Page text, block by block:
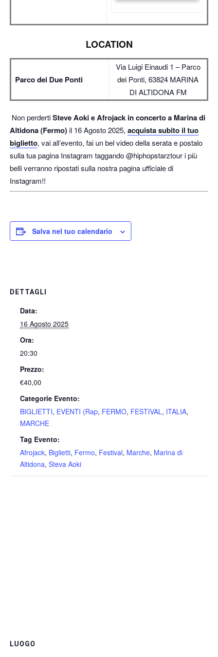
LOCATION
Parco dei Due Ponti
Via Luigi Einaudi 1 – Parco
dei Ponti, 63824 MARINA
DI ALTIDONA FM
Non perdertiSteve Aoki e Afrojack in concerto a Marina di
Altidona (Fermo)il 16 Agosto 2025, acquista subito il tuo
biglietto, vai all’evento, fai un bel video della serata e postalo
sulla tua pagina Instagram taggando @hiphopstarztour i più
belli verranno ripostati sulla nostra pagina ufficiale di
Instagram!!
Salva nel tuo calendario
DETTAGLI
Data:
16 Agosto 2025
Ora:
20:30
Prezzo:
€40,00
Categorie Evento:
BIGLIETTI, EVENTI (Rap, FERMO, FESTIVAL, ITALIA,
MARCHE
Tag Evento:
Afrojack, Biglietti, Fermo, Festival, Marche, Marina di
Altidona, Steva Aoki
LUOGO